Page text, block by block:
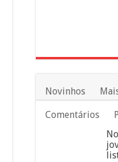
Novinhos
Comentários